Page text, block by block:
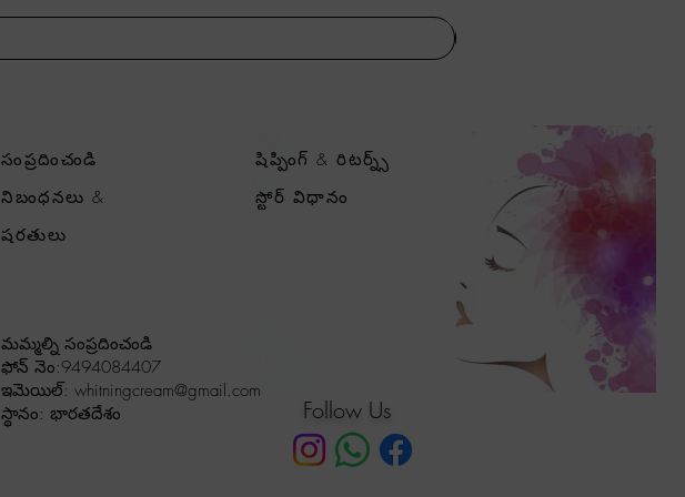
సంప్రదించండి
నిబంధనలు &
షరతులు
షిప్పింగ్ & రిటర్న్స్
స్టోర్ విధానం
మమ్మల్ని సంప్రదించండి
ఫోన్ నెం:9494084407
ఇమెయిల్: whitningcream@gmail.com
స్థానం: భారతదేశం
Follow Us